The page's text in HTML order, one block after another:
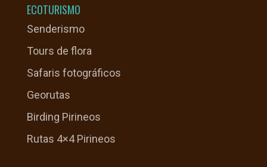
ECOTURISMO
Senderismo
Tours de flora
Safaris fotográficos
Georutas
Birding Pirineos
Rutas 4×4 Pirineos